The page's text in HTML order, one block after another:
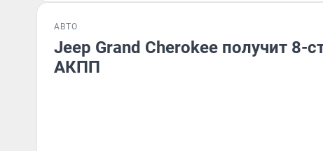
АВТО
Jeep Grand Cherokee получит 8-
АКПП